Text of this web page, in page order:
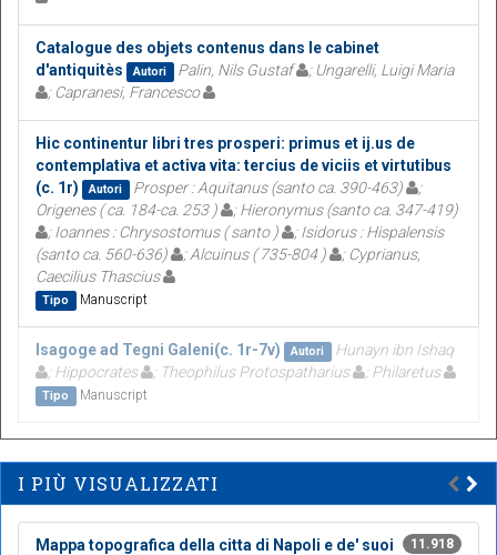
Catalogue des objets contenus dans le cabinet
d'antiquitès
Autori Palin, Nils Gustaf
; Ungarelli, Luigi Maria
; Capranesi, Francesco
Hic continentur libri tres prosperi: primus et ij.us de
contemplativa et activa vita: tercius de viciis et virtutibus
(c. 1r)
Autori Prosper : Aquitanus (santo ca. 390-463)
;
Origenes ( ca. 184-ca. 253 )
; Hieronymus (santo ca. 347-419)
; Ioannes : Chrysostomus ( santo )
; Isidorus : Hispalensis
(santo ca. 560-636)
; Alcuinus ( 735-804 )
; Cyprianus,
Caecilius Thascius
Tipo Manuscript
Isagoge ad Tegni Galeni(c. 1r-7v) Autori
Hunayn ibn Ishaq
; Hippocrates
; Theophilus Protospatharius ; Philaretus
Tipo Manuscript
I PIÙ VISUALIZZATI
11.918
Mappa topografica della citta di Napoli e de' suoi